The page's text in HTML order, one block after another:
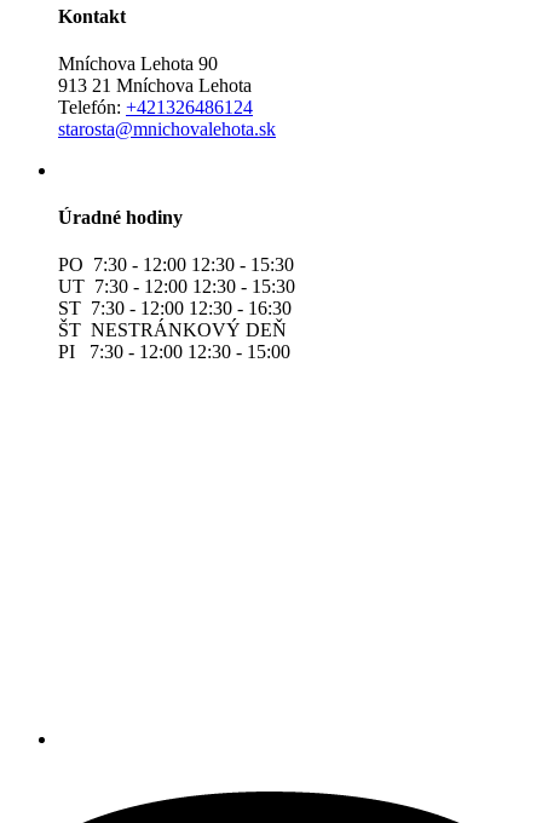
Kontakt
Mníchova Lehota 90
913 21 Mníchova Lehota
Telefón: +421326486124
starosta@mnichovalehota.sk
Úradné hodiny
PO 7:30 - 12:00 12:30 - 15:30
UT 7:30 - 12:00 12:30 - 15:30
ST 7:30 - 12:00 12:30 - 16:30
ŠT NESTRÁNKOVÝ DEŇ
PI 7:30 - 12:00 12:30 - 15:00